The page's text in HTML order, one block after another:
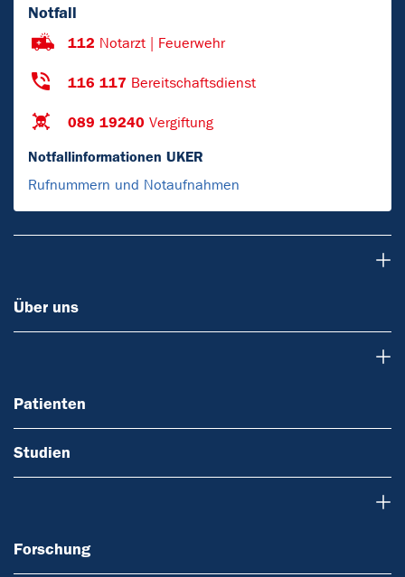
Notfall
112 Notarzt | Feuerwehr
116 117 Bereitschaftsdienst
089 19240 Vergiftung
Notfallinformationen UKER
Rufnummern und Notaufnahmen
Über uns
Patienten
Studien
Forschung